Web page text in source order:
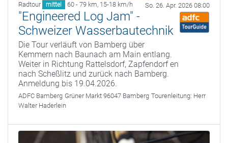
Radtour mittel 60 - 79 km, 15-18 km/h So. 26. Apr. 2026 08:00
"Engineered Log Jam" -
Schweizer Wasserbautechnik
Die Tour verläuft von Bamberg über
Kemmern nach Baunach am Main entlang.
Weiter in Richtung Rattelsdorf, Zapfendorf en
nach Scheßlitz und zurück nach Bamberg.
Anmeldung bis 19.04.2026.
ADFC Bamberg Grüner Markt 96047 Bamberg Tourenleitung: Herr
Walter Haderlein